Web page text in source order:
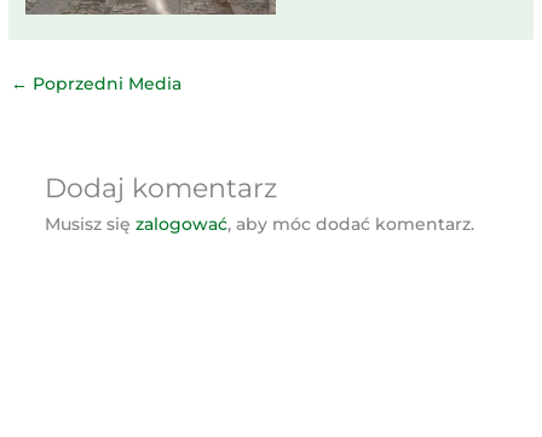
← Poprzedni Media
Dodaj komentarz
Musisz się zalogować, aby móc dodać komentarz.